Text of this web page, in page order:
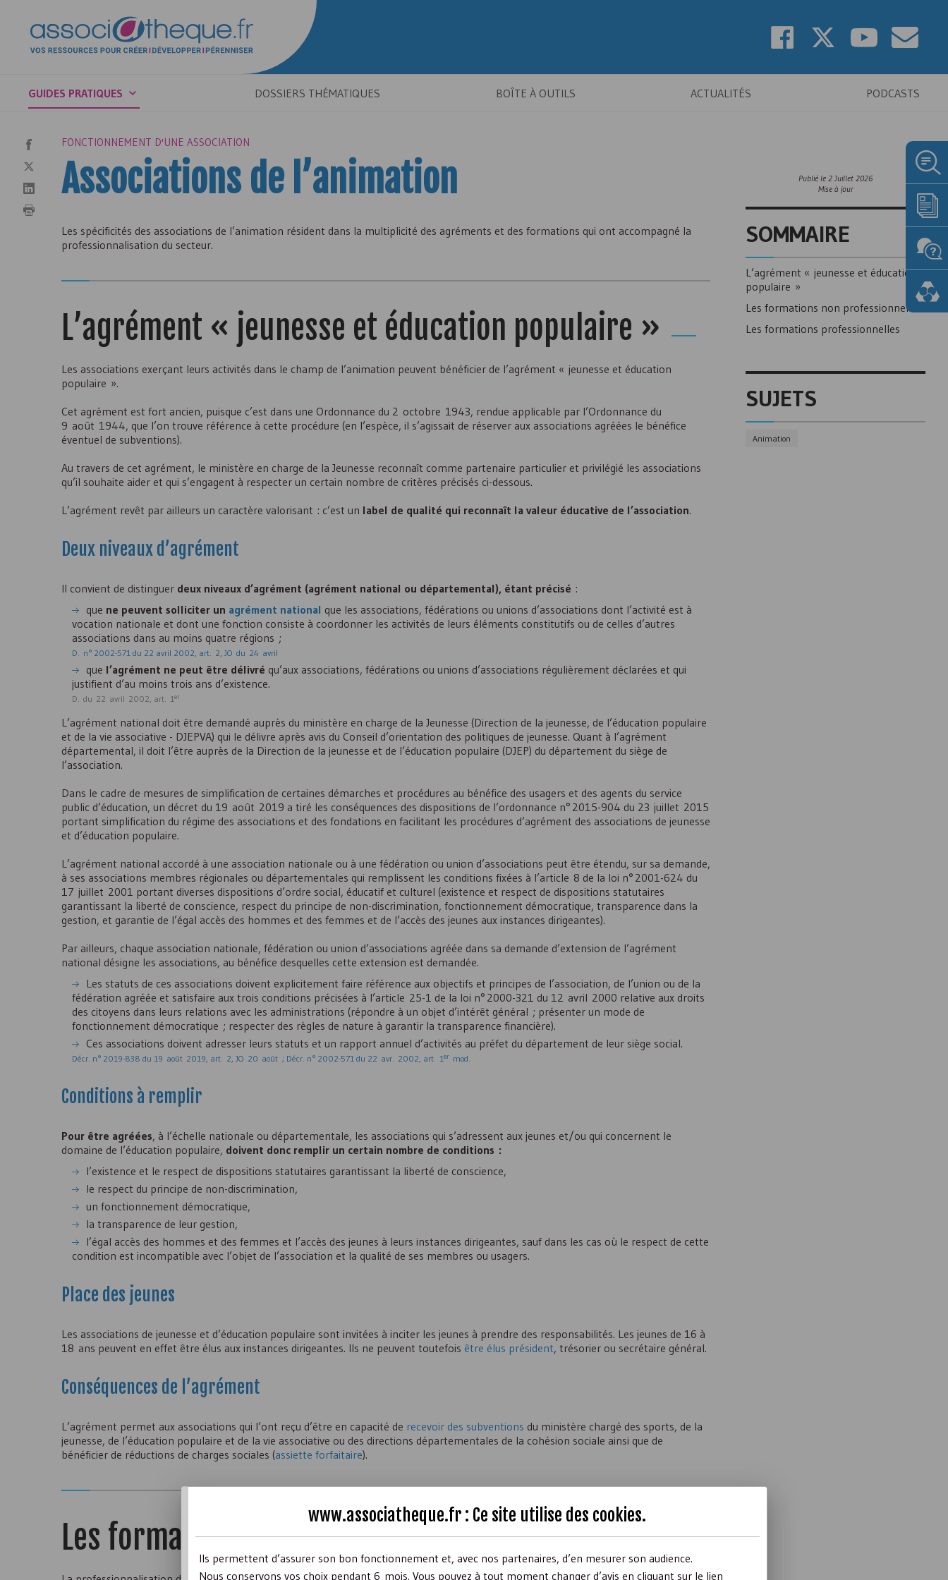
GUIDES PRATIQUES DOSSIERS THÉMATIQUES BOÎTE À OUTILS ACTUALITÉS PODCASTS
FONCTIONNEMENT D'UNE ASSOCIATION
Associations de l’animation
Les spécificités des associations de l’animation résident dans la multiplicité des agréments et des formations qui ont accompagné la
professionnalisation du secteur.
L’agrément « jeunesse et éducation populaire »
Les associations exerçant leurs activités dans le champ de l’animation peuvent bénéficier de l’agrément « jeunesse et éducation
populaire ».
Cet agrément est fort ancien, puisque c’est dans une Ordonnance du 2 octobre 1943, rendue applicable par l’Ordonnance du
9 août 1944, que l’on trouve référence à cette procédure (en l’espèce, il s’agissait de réserver aux associations agréées le bénéfice
éventuel de subventions).
Au travers de cet agrément, le ministère en charge de la Jeunesse reconnaît comme partenaire particulier et privilégié les associations
qu’il souhaite aider et qui s’engagent à respecter un certain nombre de critères précisés ci-dessous.
L’agrément revêt par ailleurs un caractère valorisant : c’est un label de qualité qui reconnaît la valeur éducative de l’association.
Deux niveaux d’agrément
Il convient de distinguer deux niveaux d’agrément (agrément national ou départemental), étant précisé :
que ne peuvent solliciter un agrément national que les associations, fédérations ou unions d’associations dont l’activité est à
vocation nationale et dont une fonction consiste à coordonner les activités de leurs éléments constitutifs ou de celles d’autres
associations dans au moins quatre régions ;
D. n° 2002-571 du 22 avril 2002, art. 2, JO du 24 avril
que l’agrément ne peut être délivré qu’aux associations, fédérations ou unions d’associations régulièrement déclarées et qui
justifient d’au moins trois ans d’existence.
D. du 22 avril 2002, art. 1er
L’agrément national doit être demandé auprès du ministère en charge de la Jeunesse (Direction de la jeunesse, de l’éducation populaire
et de la vie associative - DJEPVA) qui le délivre après avis du Conseil d’orientation des politiques de jeunesse. Quant à l’agrément
départemental, il doit l’être auprès de la Direction de la jeunesse et de l’éducation populaire (DJEP) du département du siège de
l’association.
Dans le cadre de mesures de simplification de certaines démarches et procédures au bénéfice des usagers et des agents du service
public d’éducation, un décret du 19 août 2019 a tiré les conséquences des dispositions de l’ordonnance n° 2015-904 du 23 juillet 2015
portant simplification du régime des associations et des fondations en facilitant les procédures d’agrément des associations de jeunesse
et d’éducation populaire.
L’agrément national accordé à une association nationale ou à une fédération ou union d’associations peut être étendu, sur sa demande,
à ses associations membres régionales ou départementales qui remplissent les conditions fixées à l’article 8 de la loi n° 2001-624 du
17 juillet 2001 portant diverses dispositions d’ordre social, éducatif et culturel (existence et respect de dispositions statutaires
garantissant la liberté de conscience, respect du principe de non-discrimination, fonctionnement démocratique, transparence dans la
gestion, et garantie de l’égal accès des hommes et des femmes et de l’accès des jeunes aux instances dirigeantes).
Par ailleurs, chaque association nationale, fédération ou union d’associations agréée dans sa demande d’extension de l’agrément
national désigne les associations, au bénéfice desquelles cette extension est demandée.
Les statuts de ces associations doivent explicitement faire référence aux objectifs et principes de l’association, de l’union ou de la
fédération agréée et satisfaire aux trois conditions précisées à l’article 25-1 de la loi n° 2000-321 du 12 avril 2000 relative aux droits
des citoyens dans leurs relations avec les administrations (répondre à un objet d’intérêt général ; présenter un mode de
fonctionnement démocratique ; respecter des règles de nature à garantir la transparence financière).
Ces associations doivent adresser leurs statuts et un rapport annuel d’activités au préfet du département de leur siège social.
Décr. n° 2019-838 du 19 août 2019, art. 2, JO 20 août ; Décr. n° 2002-571 du 22 avr. 2002, art. 1er mod.
Conditions à remplir
Pour être agréées, à l’échelle nationale ou départementale, les associations qui s’adressent aux jeunes et/ou qui concernent le
domaine de l’éducation populaire, doivent donc remplir un certain nombre de conditions :
l’existence et le respect de dispositions statutaires garantissant la liberté de conscience,
le respect du principe de non-discrimination,
un fonctionnement démocratique,
la transparence de leur gestion,
l’égal accès des hommes et des femmes et l’accès des jeunes à leurs instances dirigeantes, sauf dans les cas où le respect de cette
condition est incompatible avec l’objet de l’association et la qualité de ses membres ou usagers.
Place des jeunes
Les associations de jeunesse et d’éducation populaire sont invitées à inciter les jeunes à prendre des responsabilités. Les jeunes de 16 à
18 ans peuvent en effet être élus aux instances dirigeantes. Ils ne peuvent toutefois être élus président, trésorier ou secrétaire général.
Conséquences de l’agrément
L’agrément permet aux associations qui l’ont reçu d’être en capacité de recevoir des subventions du ministère chargé des sports, de la
jeunesse, de l’éducation populaire et de la vie associative ou des directions départementales de la cohésion sociale ainsi que de
bénéficier de réductions de charges sociales (assiette forfaitaire).
Les formations non professionnelles
Publié le 2 Juillet 2026
Mise à jour
SOMMAIRE
L’agrément « jeunesse et éducation
populaire »
Les formations non professionnelles
Les formations professionnelles
SUJETS
Animation
www.associatheque.fr : Ce site utilise des cookies.
Ils permettent d’assurer son bon fonctionnement et, avec nos partenaires, d’en mesurer son audience.
Nous conservons vos choix pendant 6 mois. Vous pouvez à tout moment changer d’avis en cliquant sur le lien